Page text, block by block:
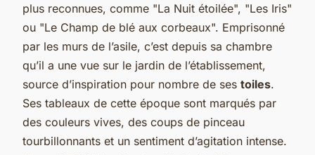
plus reconnues, comme "La Nuit étoilée", "Les Iris"
ou "Le Champ de blé aux corbeaux". Emprisonné
par les murs de l’asile, c’est depuis sa chambre
qu’il a une vue sur le jardin de l’établissement,
source d’inspiration pour nombre de ses toiles.
Ses tableaux de cette époque sont marqués par
des couleurs vives, des coups de pinceau
tourbillonnants et un sentiment d’agitation intense.